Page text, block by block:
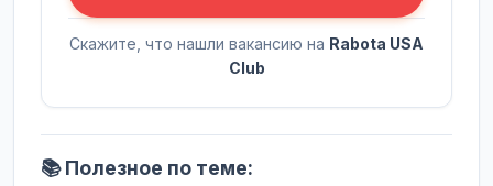
Скажите, что нашли вакансию на Rabota USA
Club
📚 Полезное по теме: